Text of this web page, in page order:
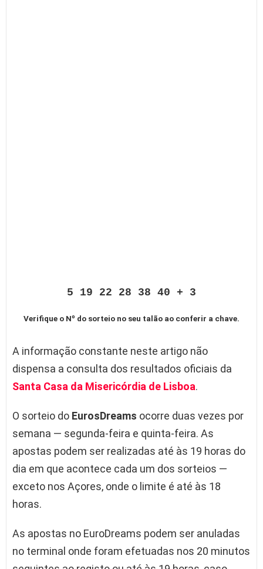
5 19 22 28 38 40 + 3
Verifique o Nº do sorteio no seu talão ao conferir a chave.
A informação constante neste artigo não
dispensa a consulta dos resultados oficiais da
Santa Casa da Misericórdia de Lisboa.
O sorteio do EurosDreams ocorre duas vezes por
semana — segunda-feira e quinta-feira. As
apostas podem ser realizadas até às 19 horas do
dia em que acontece cada um dos sorteios —
exceto nos Açores, onde o limite é até às 18
horas.
As apostas no EuroDreams podem ser anuladas
no terminal onde foram efetuadas nos 20 minutos